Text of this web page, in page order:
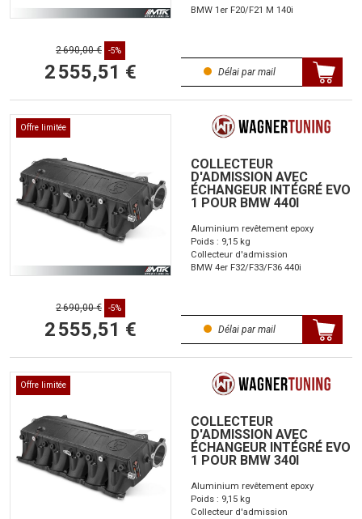
BMW 1er F20/F21 M 140i
2 690,00 € -5%
2 555,51 € Délai par mail
Offre limitée
COLLECTEUR
D'ADMISSION AVEC
ÉCHANGEUR INTÉGRÉ EVO
1 POUR BMW 440I
Aluminium revêtement epoxy
Poids : 9,15 kg
Collecteur d'admission
BMW 4er F32/F33/F36 440i
2 690,00 € -5%
2 555,51 € Délai par mail
Offre limitée
COLLECTEUR
D'ADMISSION AVEC
ÉCHANGEUR INTÉGRÉ EVO
1 POUR BMW 340I
Aluminium revêtement epoxy
Poids : 9,15 kg
Collecteur d'admission